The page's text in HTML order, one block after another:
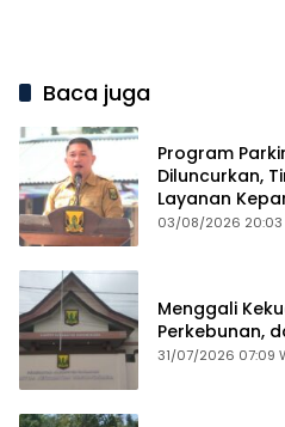
Baca juga
Program
Diluncurkan,
Layanan
03/08/2026 20:03
Menggali
Perkebunan,
31/07/2026 07:09